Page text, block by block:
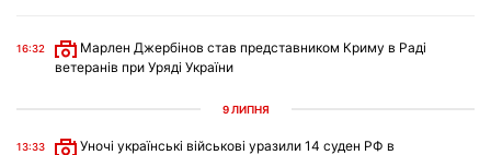
16:32
Марлен Джербінов став представником Криму в Раді
ветеранів при Уряді України
9 ЛИПНЯ
13:33
Уночі українські військові уразили 14 суден РФ в